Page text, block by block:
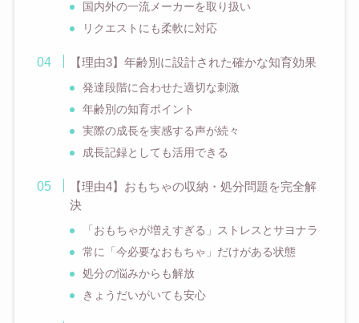
国内外の一流メーカーを取り扱い
リクエストにも柔軟に対応
【理由3】年齢別に設計された確かな知育効果
発達段階に合わせた適切な刺激
年齢別の知育ポイント
実際の成長を実感する声が続々
成長記録としても活用できる
【理由4】おもちゃの収納・処分問題を完全解
決
「おもちゃが増えすぎる」ストレスとサヨナラ
常に「今必要なおもちゃ」だけがある状態
処分の悩みからも解放
きょうだいがいても安心